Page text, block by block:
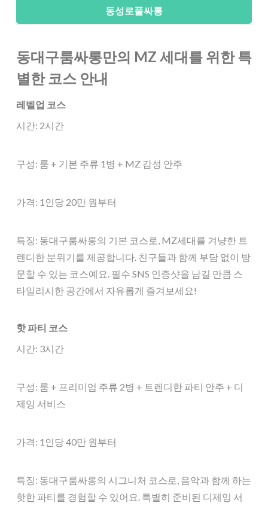
동대구룸싸롱만의 MZ 세대를 위한 특
별한 코스 안내
레벨업 코스
시간: 2시간
구성: 룸 + 기본 주류 1병 + MZ 감성 안주
가격: 1인당 20만 원부터
특징: 동대구룸싸롱의 기본 코스로, MZ세대를 겨냥한 트
렌디한 분위기를 제공합니다. 친구들과 함께 부담 없이 방
문할 수 있는 코스예요. 필수 SNS 인증샷을 남길 만큼 스
타일리시한 공간에서 자유롭게 즐겨보세요!
핫 파티 코스
시간: 3시간
구성: 룸 + 프리미엄 주류 2병 + 트렌디한 파티 안주 + 디
제잉 서비스
가격: 1인당 40만 원부터
특징: 동대구룸싸롱의 시그니처 코스로, 음악과 함께 하는
핫한 파티를 경험할 수 있어요. 특별히 준비된 디제잉 서